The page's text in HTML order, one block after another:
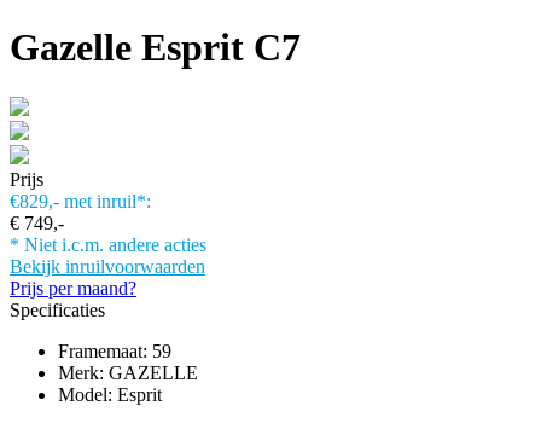
Gazelle Esprit C7
Prijs
€829,- met inruil*:
€ 749,-
* Niet i.c.m. andere acties
Bekijk inruilvoorwaarden
Prijs per maand?
Specificaties
Framemaat: 59
Merk: GAZELLE
Model: Esprit